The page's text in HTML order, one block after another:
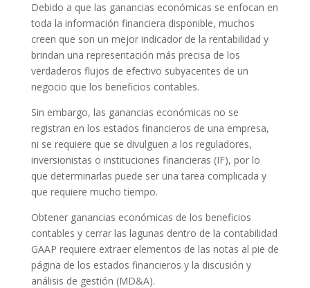
Debido a que las ganancias económicas se enfocan en
toda la información financiera disponible, muchos
creen que son un mejor indicador de la rentabilidad y
brindan una representación más precisa de los
verdaderos flujos de efectivo subyacentes de un
negocio que los beneficios contables.
Sin embargo, las ganancias económicas no se
registran en los estados financieros de una empresa,
ni se requiere que se divulguen a los reguladores,
inversionistas o instituciones financieras (IF), por lo
que determinarlas puede ser una tarea complicada y
que requiere mucho tiempo.
Obtener ganancias económicas de los beneficios
contables y cerrar las lagunas dentro de la contabilidad
GAAP requiere extraer elementos de las notas al pie de
página de los estados financieros y la discusión y
análisis de gestión (MD&A).